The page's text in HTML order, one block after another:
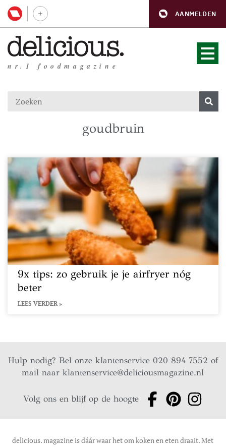
AANMELDEN
nr.1 foodmagazine
goudbruin
9x tips: zo gebruik je je airfryer nóg
beter
LEES VERDER »
Hulp nodig? Bel onze klantenservice 020 894 7552 of
mail naarklantenservice@deliciousmagazine.nl
Volg ons en blijf op de hoogte
delicious. magazine is dáár waar het om koken en eten draait. Met